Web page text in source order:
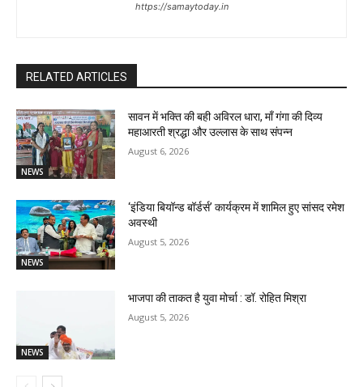
https://samaytoday.in
RELATED ARTICLES
NEWS
सावन में भक्ति की बही अविरल धारा, माँ गंगा की दिव्य
महाआरती श्रद्धा और उल्लास के साथ संपन्न
August 6, 2026
NEWS
‘इंडिया बियॉन्ड बॉर्डर्स’ कार्यक्रम में शामिल हुए सांसद रमेश
अवस्थी
August 5, 2026
NEWS
भाजपा की ताकत है युवा मोर्चा : डॉ. रोहित मिश्रा
August 5, 2026